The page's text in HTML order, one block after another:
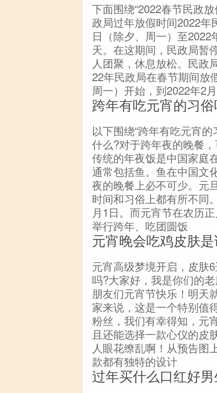
下面围绕“2022春节民政
政局过年放假时间2022年
日（除夕、周一）至
天。在这期间，民政局暂
人团聚，休息放松。民政
22年民政局在春节期间放
周一）开始，到2022年2
跨年有吃元宵的习
以下围绕“跨年有吃元宵
什么?对于跨年夜的晚餐
传统的年夜饭是中国家庭
通常包括鱼。鱼在中国文
夜的晚餐上必不可少。元
时间和习俗上都有所不同
月1日。而元宵节在农历
举行跨年、吃团圆饭
元宵晚会吃鸡皮肤
元宵高级梦境开启，皮肤
吗?大家好，我是你们的
朋友们元宵节快乐！明天
家来说，这是一个特别值
粉丝，我们有幸得知，元
且还能选择一款心仪的皮
人眼花缭乱啊！从预告图
款都有独特的设计
过年买什么口红好